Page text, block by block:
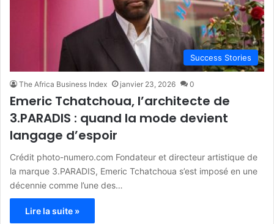
Success Stories
The Africa Business Index janvier 23, 2026 0
Emeric Tchatchoua, l’architecte de
3.PARADIS : quand la mode devient
langage d’espoir
Crédit photo-numero.com Fondateur et directeur artistique de
la marque 3.PARADIS, Emeric Tchatchoua s’est imposé en une
décennie comme l’une des…
Lire la suite »